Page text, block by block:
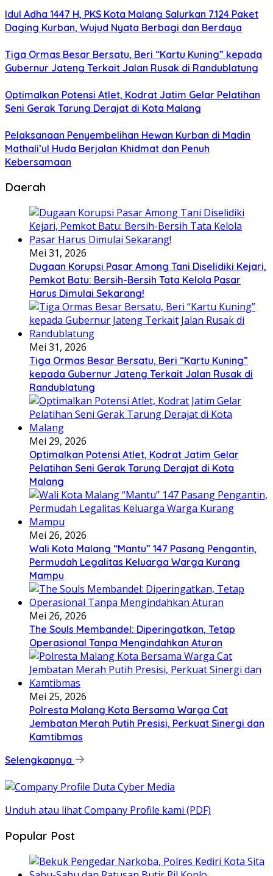
Idul Adha 1447 H, PKS Kota Malang Salurkan 7.124 Paket
Daging Kurban, Wujud Nyata Berbagi dan Berdaya
Tiga Ormas Besar Bersatu, Beri “Kartu Kuning” kepada
Gubernur Jateng Terkait Jalan Rusak di Randublatung
Optimalkan Potensi Atlet, Kodrat Jatim Gelar Pelatihan
Seni Gerak Tarung Derajat di Kota Malang
Pelaksanaan Penyembelihan Hewan Kurban di Madin
Mathali’ul Huda Berjalan Khidmat dan Penuh
Kebersamaan
Daerah
Mei 31, 2026
Dugaan Korupsi Pasar Among Tani Diselidiki Kejari,
Pemkot Batu: Bersih-Bersih Tata Kelola Pasar
Harus Dimulai Sekarang!
Mei 31, 2026
Tiga Ormas Besar Bersatu, Beri “Kartu Kuning”
kepada Gubernur Jateng Terkait Jalan Rusak di
Randublatung
Mei 29, 2026
Optimalkan Potensi Atlet, Kodrat Jatim Gelar
Pelatihan Seni Gerak Tarung Derajat di Kota
Malang
Mei 26, 2026
Wali Kota Malang “Mantu” 147 Pasang Pengantin,
Permudah Legalitas Keluarga Warga Kurang
Mampu
Mei 26, 2026
The Souls Membandel: Diperingatkan, Tetap
Operasional Tanpa Mengindahkan Aturan
Mei 25, 2026
Polresta Malang Kota Bersama Warga Cat
Jembatan Merah Putih Presisi, Perkuat Sinergi dan
Kamtibmas
Selengkapnya
Unduh atau lihat Company Profile kami (PDF)
Popular Post